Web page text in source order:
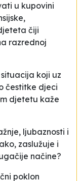
u kupovini
čiji
razrednoj
koji uz
čestitke djeci
djetetu kaže
ljubaznosti i
zaslužuje i
načine?
poklon